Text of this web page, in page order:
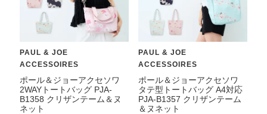
PAUL & JOE
ACCESSOIRES
ポール＆ジョーアクセソワ
2WAYトートバッグ PJA-
B1358 クリザンテーム＆ヌ
ネット
PAUL & JOE
ACCESSOIRES
ポール＆ジョーアクセソワ
タテ型トートバッグ A4対応
PJA-B1357 クリザンテーム
＆ヌネット